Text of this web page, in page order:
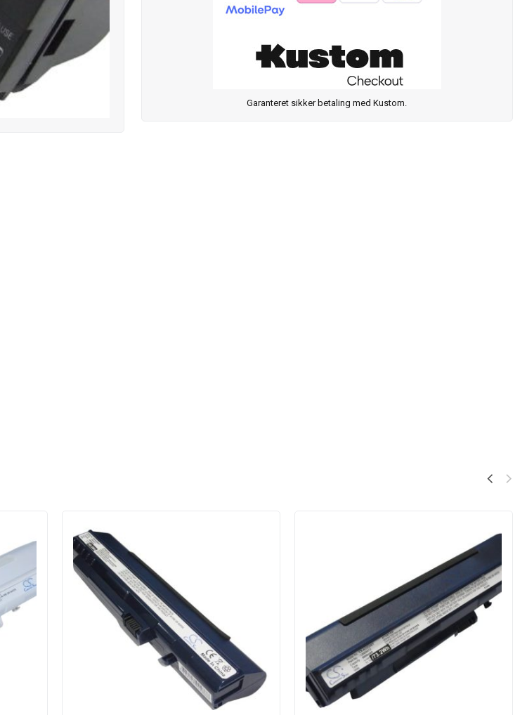
Garanteret sikker betaling med Kustom.